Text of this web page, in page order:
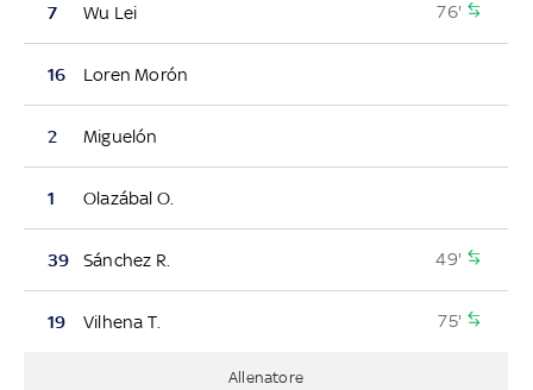
7 Wu Lei 76'
16 Loren Morón
2 Miguelón
1 Olazábal O.
39 Sánchez R. 49'
19 Vilhena T. 75'
Allenatore